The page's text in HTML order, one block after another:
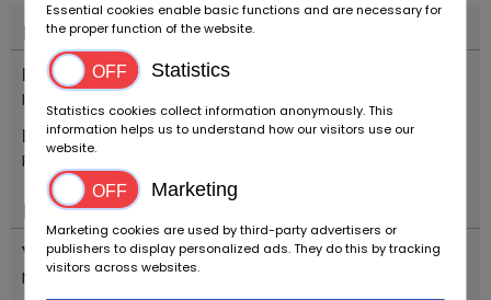
Plaats
Land
Italië
Plaats
Reggio Emilia
Belangrijk
Voertuigtyp
Motorfietsen
Essential cookies enable basic functions and are necessary for
the proper function of the website.
Statistics
Statistics cookies collect information anonymously. This
information helps us to understand how our visitors use our
website.
Marketing
Marketing cookies are used by third-party advertisers or
publishers to display personalized ads. They do this by tracking
visitors across websites.